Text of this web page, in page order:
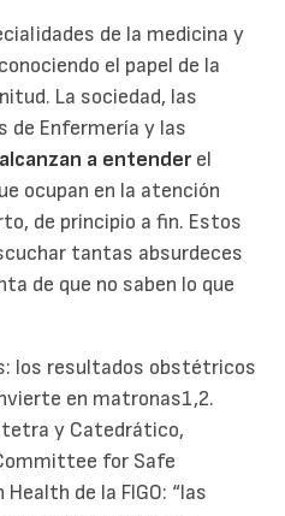
de la medicina y
el papel de la
La sociedad, las
de Enfermería y las
a entender el
ocupan en la atención
de principio a fin. Estos
tantas absurdeces
de que no saben lo que
los resultados obstétricos
en matronas1,2.
y Catedrático,
for Safe
de la FIGO: “las